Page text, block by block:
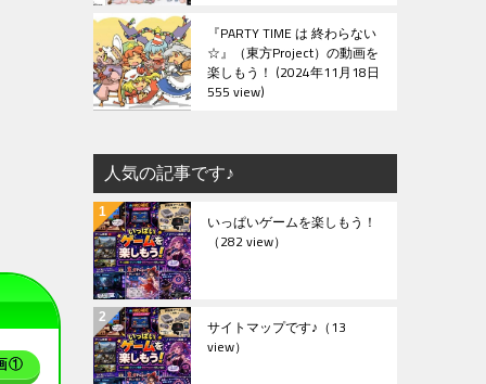
①
『PARTY TIME は 終わらない
☆』（東方Project）の動画を
楽しもう！ 2024年11月18日
555 view
人気の記事です♪
いっぱいゲームを楽しもう！
（282 view）
サイトマップです♪ （13
view）